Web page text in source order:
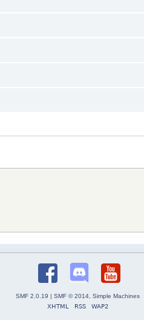
SMF 2.0.19 | SMF © 2014, Simple Machines
XHTML
RSS WAP2